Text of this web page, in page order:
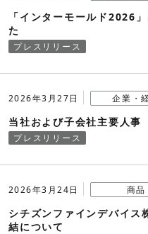
2017年
2016年
2015年
2014年
2012年
その他
「インターモールド2026
た
プレスリリース
2026年3月27日 企業・
当社および子会社主要人
プレスリリース
2026年3月24日 商品
シチズンファインデバイス
結について